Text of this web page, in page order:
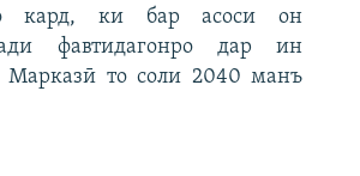
кард, ки бар асоси он
фавтидагонро дар ин
то соли 2040 манъ